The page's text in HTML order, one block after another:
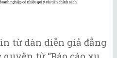
từ dàn diễn giả đẳng